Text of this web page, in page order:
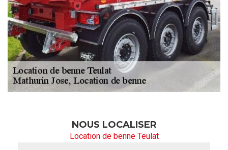
NOUS LOCALISER
Location de benne Teulat